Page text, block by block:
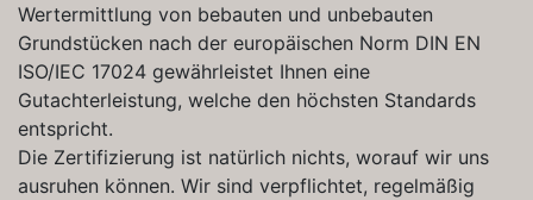
Wertermittlung von bebauten und unbebauten
Grundstücken nach der europäischen Norm DIN EN
ISO/IEC 17024 gewährleistet Ihnen eine
Gutachterleistung, welche den höchsten Standards
entspricht.
Die Zertifizierung ist natürlich nichts, worauf wir uns
ausruhen können. Wir sind verpflichtet, regelmäßig